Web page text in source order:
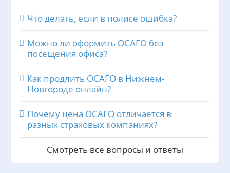
Что делать, если в полисе ошибка?
Можно ли оформить ОСАГО без
посещения офиса?
Как продлить ОСАГО в Нижнем-
Новгороде онлайн?
Почему цена ОСАГО отличается в
разных страховых компаниях?
Смотреть все вопросы и ответы